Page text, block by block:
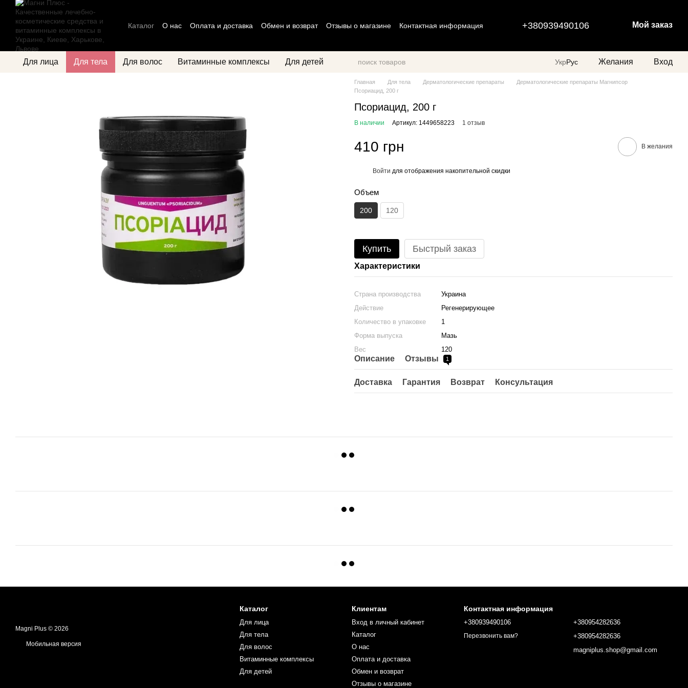
Перейти к основному контенту
Каталог О нас Оплата и доставка Обмен и возврат Отзывы о магазине
Контактная информация
+380939490106 Мой заказ
Для лица Для тела Для волос Витаминные комплексы Для детей УкрРус Желания Вход
Главная Для тела Дерматологические препараты
Дерматологические препараты Магнипсор
Псориацид, 200 г
Псориацид, 200 г
В наличии Артикул: 1449658223 1 отзыв
410 грн В желания
Войти для отображения накопительной скидки
Объем
200 120
Купить Быстрый заказ
Характеристики
Страна производства
Украина
Действие
Регенерирующее
Количество в упаковке
1
Форма выпуска
Мазь
Вес
120
Описание Отзывы 1
Доставка Гарантия Возврат Консультация
Magni Plus © 2026
Мобильная версия
Каталог
Для лица
Для тела
Для волос
Витаминные комплексы
Для детей
Клиентам
Вход в личный кабинет
Каталог
О нас
Оплата и доставка
Обмен и возврат
Отзывы о магазине
Контактная информация
+380939490106
Перезвонить вам?
+380954282636
+380954282636
magniplus.shop@gmail.com